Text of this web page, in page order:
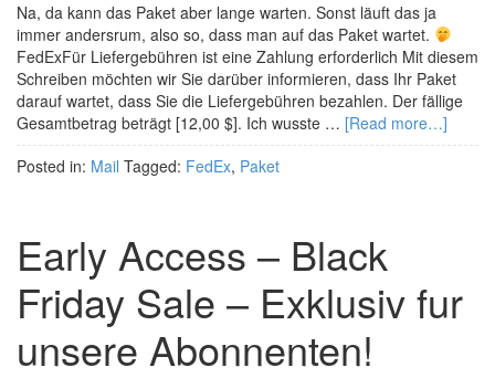
Na, da kann das Paket aber lange warten. Sonst läuft das ja
immer andersrum, also so, dass man auf das Paket wartet.
FedExFür Liefergebühren ist eine Zahlung erforderlich Mit diesem
Schreiben möchten wir Sie darüber informieren, dass Ihr Paket
darauf wartet, dass Sie die Liefergebühren bezahlen. Der fällige
Gesamtbetrag beträgt [12,00 $]. Ich wusste … [Read more…]
Posted in: Mail Tagged: FedEx, Paket
Early Access – Black
Friday Sale – Exklusiv fur
unsere Abonnenten!